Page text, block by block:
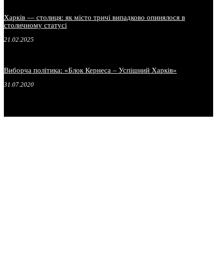
Харків — столиця: як місто тричі випадково опинялося в
столичному статусі
21.02.2025
Виборча політика: «Блок Кернеса – Успішний Харків»
31.07.2020